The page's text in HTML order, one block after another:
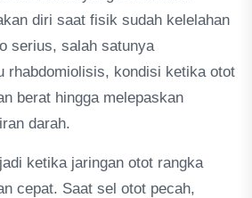
diri saat fisik sudah kelelahan
serius, salah satunya
rhabdomiolisis, kondisi ketika otot
berat hingga melepaskan
darah.
ketika jaringan otot rangka
cepat. Saat sel otot pecah,